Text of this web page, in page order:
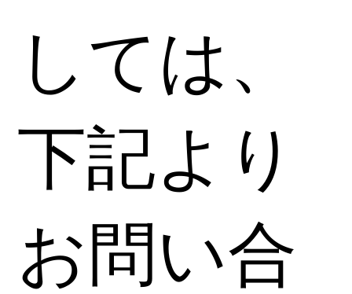
しては、
下記より
お問い合